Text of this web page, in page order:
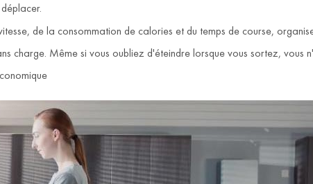
de la consommation de calories et du temps de course,
charge. Même si vous oubliez d'éteindre lorsque vous sortez, vous